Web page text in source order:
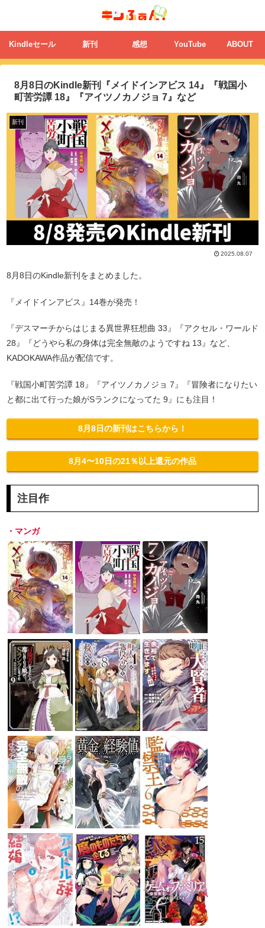
Kindleセール 新刊 感想 YouTube ABOUT
8月8日のKindle新刊『メイドインアビス 14』『戦国小
町苦労譚 18』『アイツノカノジョ 7』など
新刊
2025.08.07
8月8日のKindle新刊をまとめました。
『メイドインアビス』14巻が発売！
『デスマーチからはじまる異世界狂想曲 33』『アクセル・ワールド
28』『どうやら私の身体は完全無敵のようですね 13』など、
KADOKAWA作品が配信です。
『戦国小町苦労譚 18』『アイツノカノジョ 7』『冒険者になりたい
と都に出て行った娘がSランクになってた 9』にも注目！
8月8日の新刊はこちらから！
8月4〜10日の21％以上還元の作品
注目作
・マンガ